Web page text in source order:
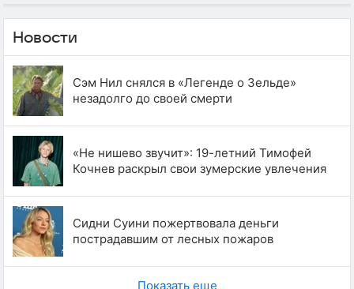
Новости
Сэм Нил снялся в «Легенде о Зельде»
незадолго до своей смерти
«Не нишево звучит»: 19-летний Тимофей
Кочнев раскрыл свои зумерские увлечения
Сидни Суини пожертвовала деньги
пострадавшим от лесных пожаров
Показать еще